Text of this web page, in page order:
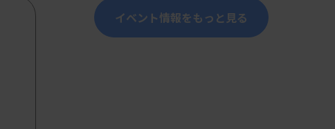
イベント情報をもっと見る